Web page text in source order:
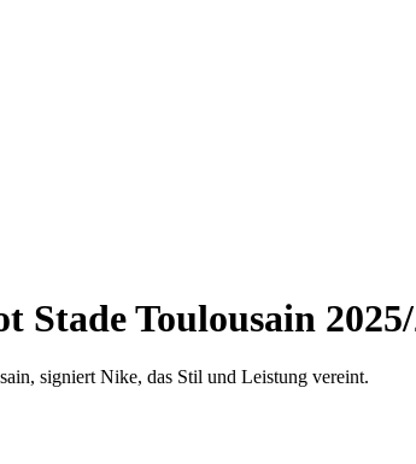
Stade Toulousain
signiert Nike, das Stil und Leistung vereint.